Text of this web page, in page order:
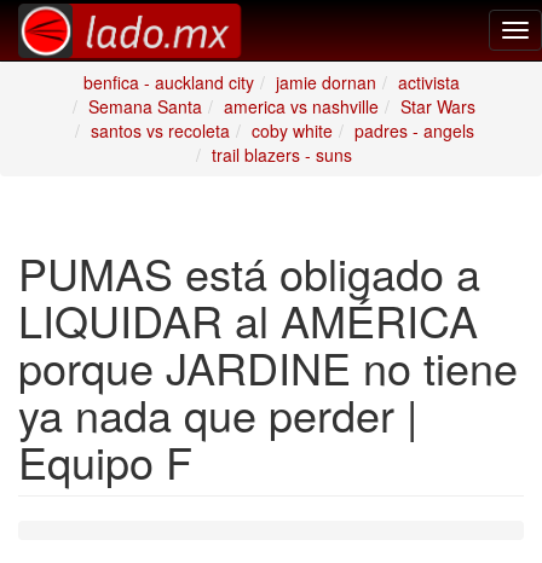
benfica - auckland city
jamie dornan
activista
Semana Santa
america vs nashville
Star Wars
santos vs recoleta
coby white
padres - angels
trail blazers - suns
PUMAS está obligado a
LIQUIDAR al AMÉRICA
porque JARDINE no tiene
ya nada que perder |
Equipo F